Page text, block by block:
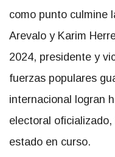
como punto culmine
Arevalo y Karim
2024, presidente y
fuerzas populares
internacional logran
electoral
estado en curso.